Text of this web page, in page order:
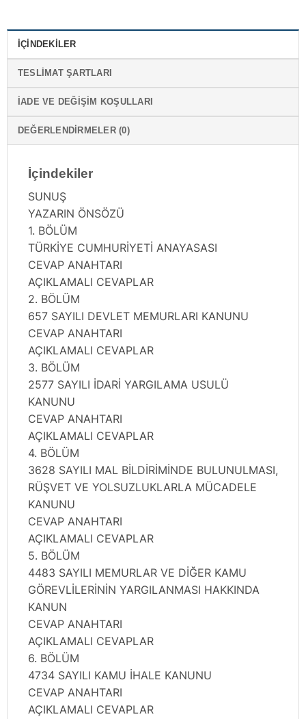
İÇINDEKILER
TESLIMAT ŞARTLARI
İADE VE DEĞIŞIM KOŞULLARI
DEĞERLENDIRMELER (0)
İçindekiler
SUNUŞ
YAZARIN ÖNSÖZÜ
1. BÖLÜM
TÜRKİYE CUMHURİYETİ ANAYASASI
CEVAP ANAHTARI
AÇIKLAMALI CEVAPLAR
2. BÖLÜM
657 SAYILI DEVLET MEMURLARI KANUNU
CEVAP ANAHTARI
AÇIKLAMALI CEVAPLAR
3. BÖLÜM
2577 SAYILI İDARİ YARGILAMA USULÜ
KANUNU
CEVAP ANAHTARI
AÇIKLAMALI CEVAPLAR
4. BÖLÜM
3628 SAYILI MAL BİLDİRİMİNDE BULUNULMASI,
RÜŞVET VE YOLSUZLUKLARLA MÜCADELE
KANUNU
CEVAP ANAHTARI
AÇIKLAMALI CEVAPLAR
5. BÖLÜM
4483 SAYILI MEMURLAR VE DİĞER KAMU
GÖREVLİLERİNİN YARGILANMASI HAKKINDA
KANUN
CEVAP ANAHTARI
AÇIKLAMALI CEVAPLAR
6. BÖLÜM
4734 SAYILI KAMU İHALE KANUNU
CEVAP ANAHTARI
AÇIKLAMALI CEVAPLAR